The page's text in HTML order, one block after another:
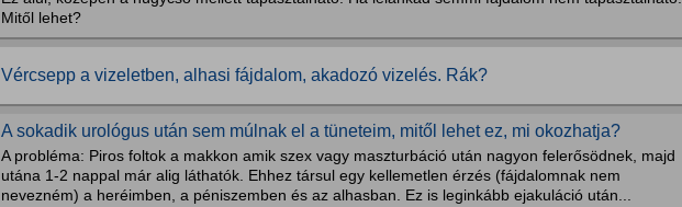
Mitől lehet?
Vércsepp a vizeletben, alhasi fájdalom, akadozó vizelés. Rák?
A sokadik urológus után sem múlnak el a tüneteim, mitől lehet ez, mi okozhatja?
A probléma: Piros foltok a makkon amik szex vagy maszturbáció után nagyon felerősödnek, majd
utána 1-2 nappal már alig láthatók. Ehhez társul egy kellemetlen érzés (fájdalomnak nem
nevezném) a heréimben, a péniszemben és az alhasban. Ez is leginkább ejakuláció után...